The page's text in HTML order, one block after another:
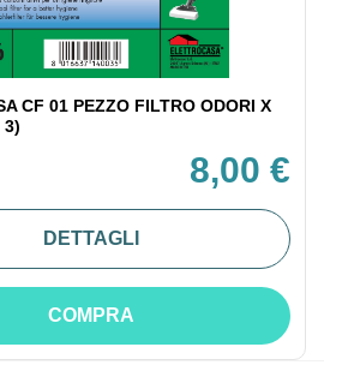
CF 01 PEZZO FILTRO ODORI X
3)
8,00 €
DETTAGLI
COMPRA